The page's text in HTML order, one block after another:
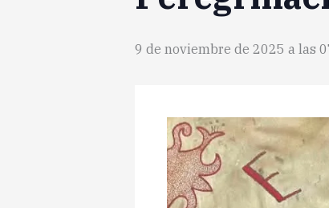
9 de noviembre de 2025 a las